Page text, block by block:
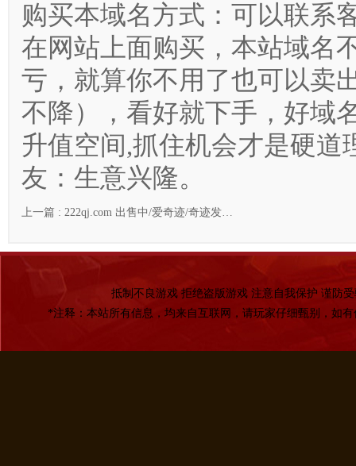
购买本域名方式：可以联系
在网站上面购买，本站域名
亏，就算你不用了也可以卖
不降），看好就下手，好域
升值空间,抓住机会才是硬
友：生意兴隆。
上一篇 : 222qj.com 出售中/爱奇迹/奇迹发…
抵制不良游戏 拒绝盗版游戏 注意自我保护 谨防
*注释：本站所有信息，均来自互联网，请玩家仔细甄别，如